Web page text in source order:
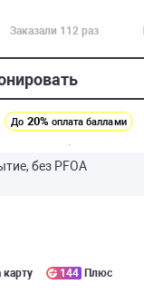
Заказали 112 раз
До 20% оплата баллами
без PFOA
карту 144 Плюс